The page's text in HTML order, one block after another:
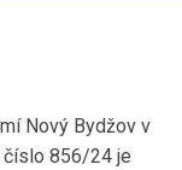
Nový Bydžov v
číslo 856/24 je